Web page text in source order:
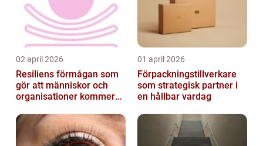
02 april 2026
Resiliens förmågan som
gör att människor och
organisationer kommer
01 april 2026
Förpackningstillverkare
som strategisk partner i
en hållbar vardag